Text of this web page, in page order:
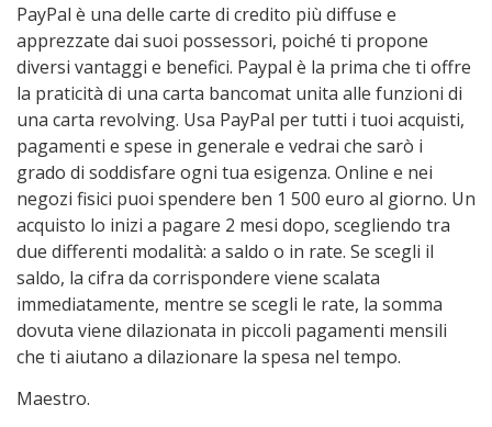
PayPal è una delle carte di credito più diffuse e
apprezzate dai suoi possessori, poiché ti propone
diversi vantaggi e benefici. Paypal è la prima che ti offre
la praticità di una carta bancomat unita alle funzioni di
una carta revolving. Usa PayPal per tutti i tuoi acquisti,
pagamenti e spese in generale e vedrai che sarò i
grado di soddisfare ogni tua esigenza. Online e nei
negozi fisici puoi spendere ben 1 500 euro al giorno. Un
acquisto lo inizi a pagare 2 mesi dopo, scegliendo tra
due differenti modalità: a saldo o in rate. Se scegli il
saldo, la cifra da corrispondere viene scalata
immediatamente, mentre se scegli le rate, la somma
dovuta viene dilazionata in piccoli pagamenti mensili
che ti aiutano a dilazionare la spesa nel tempo.
Maestro.